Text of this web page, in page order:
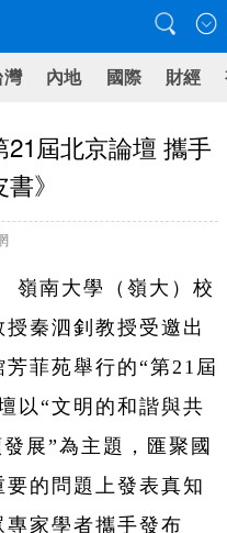
灣 內地 國際 財經
屆北京論壇 攜手
》
嶺南大學（嶺大）校
秦泗釗教授受邀出
菲苑舉行的“第21屆
以“文明的和諧與共
展”為主題，匯聚國
的問題上發表真知
家學者攜手發布